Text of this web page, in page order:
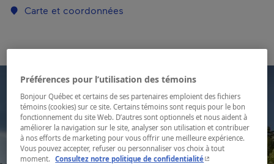
Carte et coordonnées
Préférences pour l’utilisation des témoins
Bonjour Québec et certains de ses partenaires emploient des fichiers
témoins (cookies) sur ce site. Certains témoins sont requis pour le bon
fonctionnement du site Web. D’autres sont optionnels et nous aident à
améliorer la navigation sur le site, analyser son utilisation et contribuer
à nos efforts de marketing pour vous offrir une meilleure expérience.
Vous pouvez accepter, refuser ou personnaliser vos choix à tout
moment.
Consultez notre politique de confidentialité- Cet hyperlien